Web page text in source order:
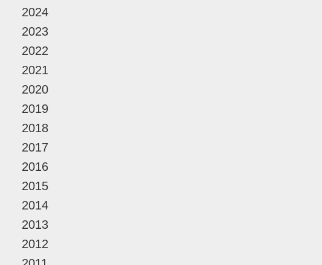
2024
2023
2022
2021
2020
2019
2018
2017
2016
2015
2014
2013
2012